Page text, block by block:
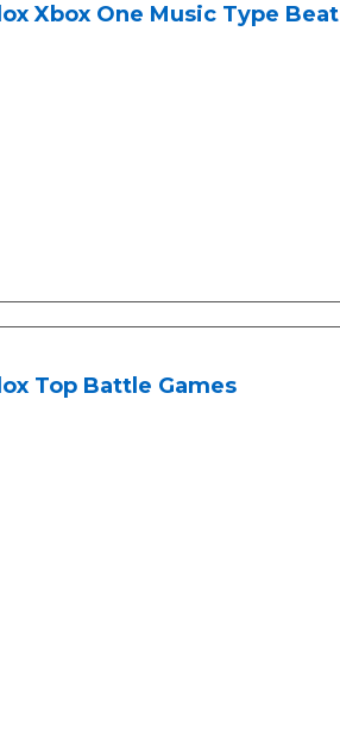
Xbox One Music Type Beat
Top Battle Games